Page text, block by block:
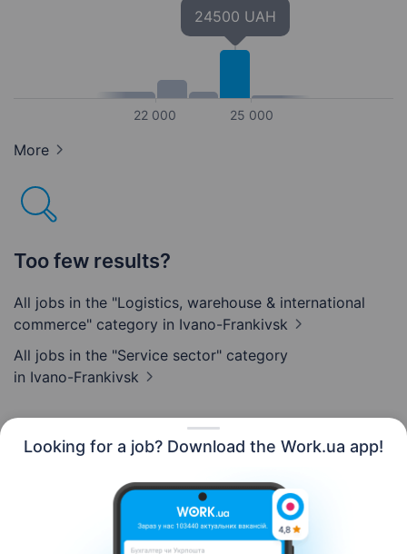
Looking for a job? Download the Work.ua app!
22 000
24500 UAH
25 000
More
Too few results?
All jobs in the "Logistics, warehouse & international
commerce" category in Ivano-Frankivsk
All jobs in the "Service sector" category
in Ivano-Frankivsk